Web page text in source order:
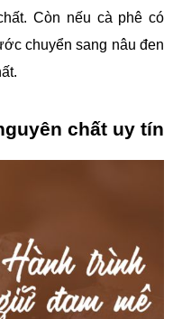
Còn nếu cà phê có
chuyển sang nâu đen
chất uy tín